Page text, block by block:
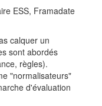
ESS, Framadate
calquer un
sont abordés
règles).
"normalisateurs"
d'évaluation